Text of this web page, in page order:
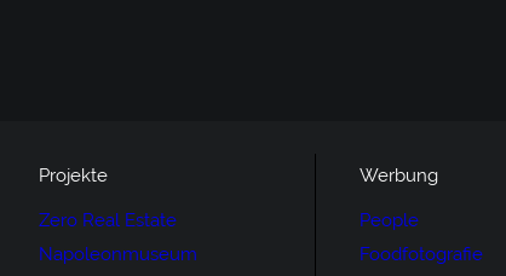
Projekte
Zero Real Estate
Napoleonmuseum
Werbung
People
Foodfotografie